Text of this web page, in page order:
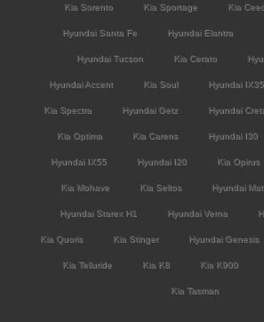
Kia Sorento Kia Sportage Kia
Hyundai Santa Fe Hyundai Elantra
Hyundai Tucson Kia Cerato
Hyundai Accent Kia Soul Hyundai IX35
Kia Spectra Hyundai Getz Hyundai
Kia Optima Kia Carens Hyundai I30
Hyundai IX55 Hyundai I20 Kia Opirus
Kia Mohave Kia Seltos Hyundai
Hyundai Starex H1 Hyundai Verna
Kia Quoris Kia Stinger Hyundai Genesis
Kia Telluride Kia K8 Kia K900
Kia Tasman